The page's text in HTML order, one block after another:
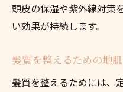
頭皮の保湿や紫外線対策
い効果が持続します。
髪質を整えるための地
髪質を整えるためには、